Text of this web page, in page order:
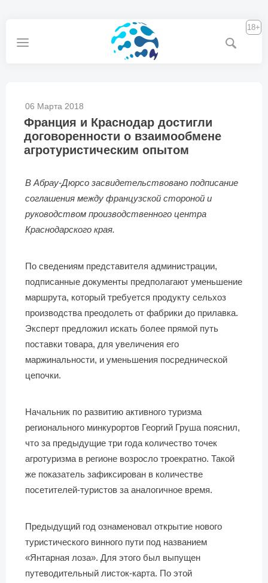
18+
06 Марта 2018
Франция и Краснодар достигли
договоренности о взаимообмене
агротуристическим опытом
В Абрау-Дюрсо засвидетельствовано подписание
соглашения между французской стороной и
руководством производственного центра
Краснодарского края.
По сведениям представителя администрации,
подписанные документы предполагают уменьшение
маршрута, который требуется продукту сельхоз
производства преодолеть от фабрики до прилавка.
Эксперт предложил искать более прямой путь
поставки товара, для увеличения его
маржинальности, и уменьшения посреднической
цепочки.
Начальник по развитию активного туризма
регионального минкурортов Георгий Груша пояснил,
что за предыдущие три года количество точек
агротуризма в регионе возросло троекратно. Такой
же показатель зафиксирован в количестве
посетителей-туристов за аналогичное время.
Предыдущий год ознаменовал открытие нового
туристического винного пути под названием
«Янтарная лоза». Для этого был выпущен
путеводительный листок-карта. По этой